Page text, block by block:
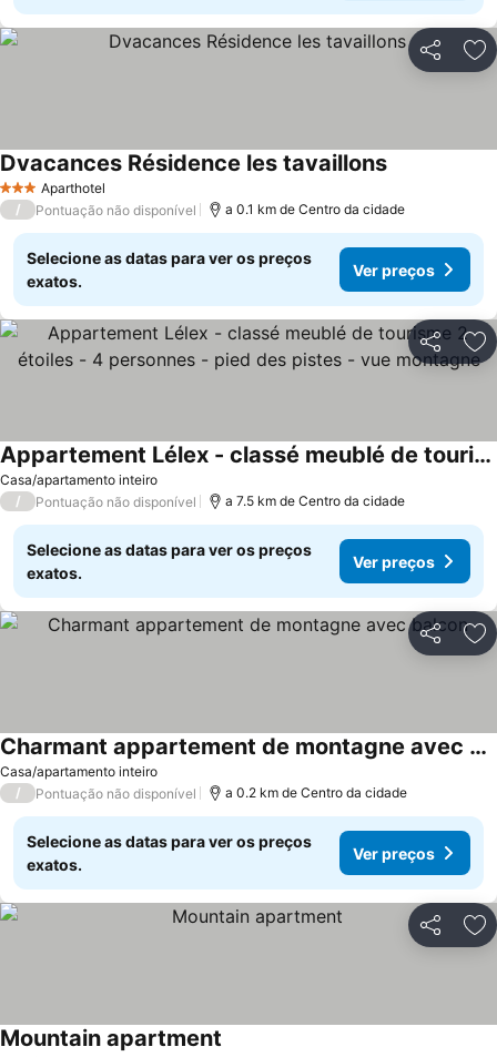
Partilhar
3 EstrelasAparthotel
Dvacances Résidence les tavaillons
/ Pontuação não disponível a 0.1 km de Centro da cidade
Selecione as datas para ver os preços
exatos.
Ver preços
Partilhar
Casa/apartamento inteiro
Appartement Lélex - classé meublé de tourisme 2 étoiles - 4 personnes - pied des pistes - vue montagne
/ Pontuação não disponível a 7.5 km de Centro da cidade
Selecione as datas para ver os preços
exatos.
Ver preços
Partilhar
Casa/apartamento inteiro
Charmant appartement de montagne avec balcon
/ Pontuação não disponível a 0.2 km de Centro da cidade
Selecione as datas para ver os preços
exatos.
Ver preços
Partilhar
Mountain apartment